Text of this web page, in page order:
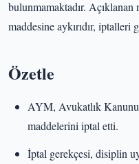
bulunmamaktadır.
maddesine aykırıdır, iptalleri
Özetle
AYM, Avukatlık
maddelerini iptal etti.
İptal gerekçesi, disiplin